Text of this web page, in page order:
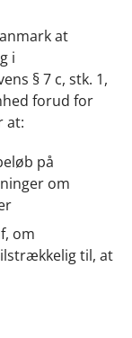
at
i
§ 7 c, stk. 1,
forud for
at:
på
om
om
til, at